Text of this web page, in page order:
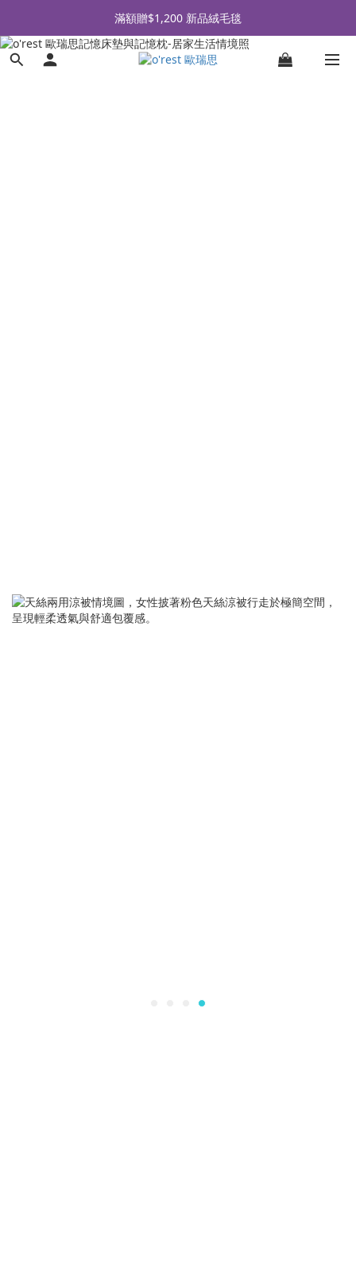
全品牌滿 $990免運｜會員買即贈〈 購物金 〉
滿額贈$1,200 新品絨毛毯
全品牌滿 $990免運｜會員買即贈〈 購物金 〉